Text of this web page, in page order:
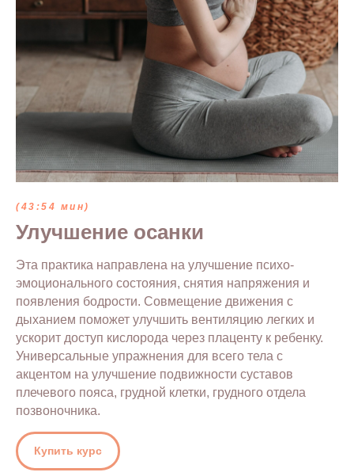
(43:54 мин)
Улучшение осанки
Эта практика направлена на улучшение психо-
эмоционального состояния, снятия напряжения и
появления бодрости. Совмещение движения с
дыханием поможет улучшить вентиляцию легких и
ускорит доступ кислорода через плаценту к ребенку.
Универсальные упражнения для всего тела с
акцентом на улучшение подвижности суставов
плечевого пояса, грудной клетки, грудного отдела
позвоночника.
Купить курс